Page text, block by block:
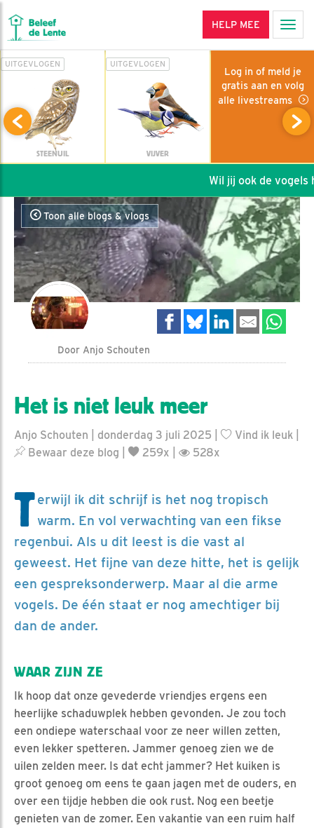
HELP MEE
UITGEVLOGEN
STEENUIL
UITGEVLOGEN
VIJVER
Log in of meld je
gratis aan en volg
alle livestreams
Wil jij ook de vogels
Toon alle blogs & vlogs
Door Anjo Schouten
Het is niet leuk meer
Anjo Schouten | donderdag 3 juli 2025 | Vind ik leuk
Bewaar deze blog
259x | 528x
Terwijl ik dit schrijf is het nog tropisch
warm. En vol verwachting van een fikse
regenbui. Als u dit leest is die vast al
geweest. Het fijne van deze hitte, het is gelijk
een gespreksonderwerp. Maar al die arme
vogels. De één staat er nog amechtiger bij
dan de ander.
WAAR ZIJN ZE
Ik hoop dat onze gevederde vriendjes ergens een
heerlijke schaduwplek hebben gevonden. Je zou toch
een ondiepe waterschaal voor ze neer willen zetten,
even lekker spetteren. Jammer genoeg zien we de
uilen zelden meer. Is dat echt jammer? Het kuiken is
groot genoeg om eens te gaan jagen met de ouders, en
over een tijdje hebben die ook rust. Nog een beetje
genieten van de zomer. Een vakantie van een ruim half